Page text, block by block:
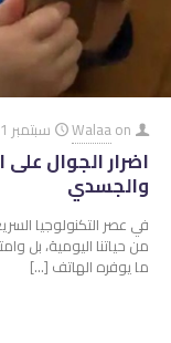
Walaaon سبتمبر 1, 2025
اضرار الجوال
والجسدي
في عصر التكنولوجيا
من حياتنا اليومية، بل
ما يوفره الهاتف […]